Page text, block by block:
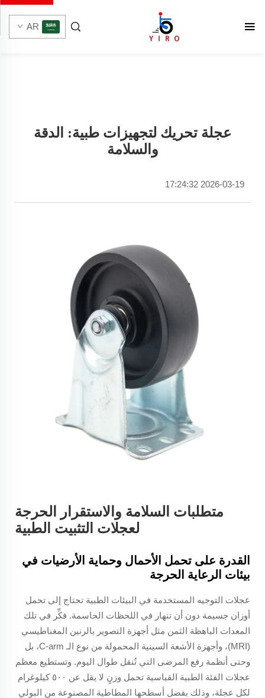
AR
عجلة تحريك لتجهيزات طبية: الدقة
والسلامة
2026-03-19 17:24:32
متطلبات السلامة والاستقرار الحرجة
لعجلات التثبيت الطبية
القدرة على تحمل الأحمال وحماية الأرضيات في
بيئات الرعاية الحرجة
عجلات التوجيه المستخدمة في البيئات الطبية تحتاج إلى تحمل
أوزان جسيمة دون أن تنهار في اللحظات الحاسمة. فكِّر في تلك
المعدات الباهظة الثمن مثل أجهزة التصوير بالرنين المغناطيسي
(MRI)، وأجهزة الأشعة السينية المحمولة من نوع الـ C-arm، بل
وحتى أنظمة رفع المرضى التي تُنقل طوال اليوم. وتستطيع معظم
عجلات الفئة الطبية القياسية تحمل وزنٍ لا يقل عن ٥٠٠ كيلوغرام
لكل عجلة، وذلك بفضل أسطحها المطاطية المصنوعة من البولي